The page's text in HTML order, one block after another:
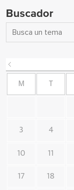
Buscador
M
3 4
10 11
17 18